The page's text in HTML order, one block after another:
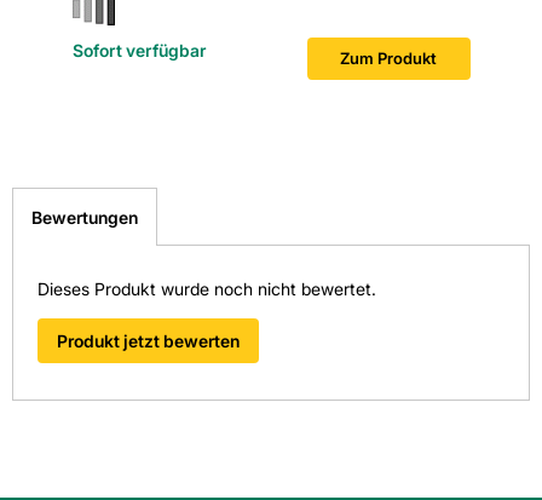
Zum Produkt
Sofort verfügbar
Bewertungen
Dieses Produkt wurde noch nicht bewertet.
Produkt jetzt bewerten